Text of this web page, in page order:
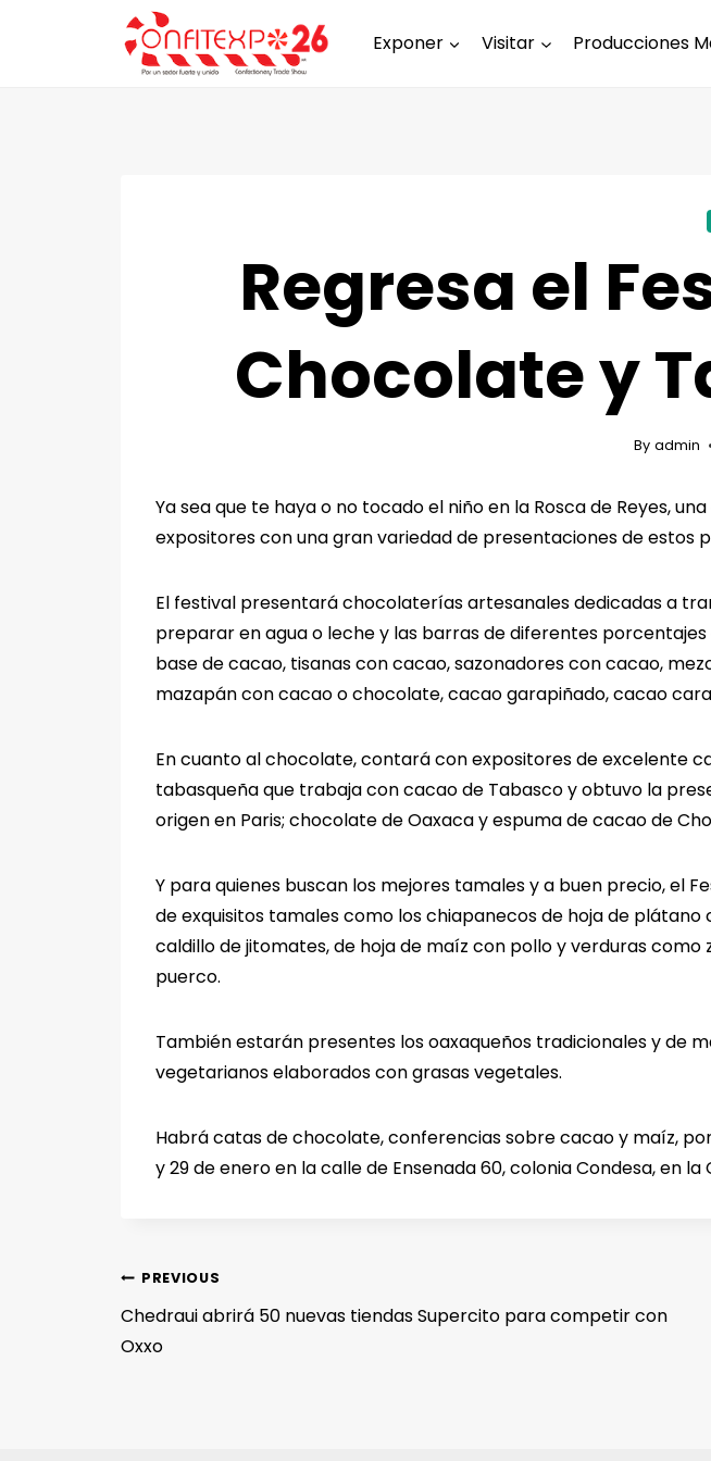
Exponer Visitar Producciones
Regresa el
Chocolate y
By admin
Ya sea que te haya o no tocado el niño en la Rosca de Reyes,
expositores con una gran variedad de presentaciones de estos
El festival presentará chocolaterías artesanales dedicadas a
preparar en agua o leche y las barras de diferentes
base de cacao, tisanas con cacao, sazonadores con cacao,
mazapán con cacao o chocolate, cacao garapiñado, cacao
En cuanto al chocolate, contará con expositores de excelente
tabasqueña que trabaja con cacao de Tabasco y obtuvo la
origen en Paris; chocolate de Oaxaca y espuma de cacao de
Y para quienes buscan los mejores tamales y a buen precio, el
de exquisitos tamales como los chiapanecos de hoja de
caldillo de jitomates, de hoja de maíz con pollo y verduras
puerco.
También estarán presentes los oaxaqueños tradicionales y de
vegetarianos elaborados con grasas vegetales.
Habrá catas de chocolate, conferencias sobre cacao y maíz,
y 29 de enero en la calle de Ensenada 60, colonia Condesa, en la
PREVIOUS
Chedraui abrirá 50 nuevas tiendas Supercito para competir con
Oxxo